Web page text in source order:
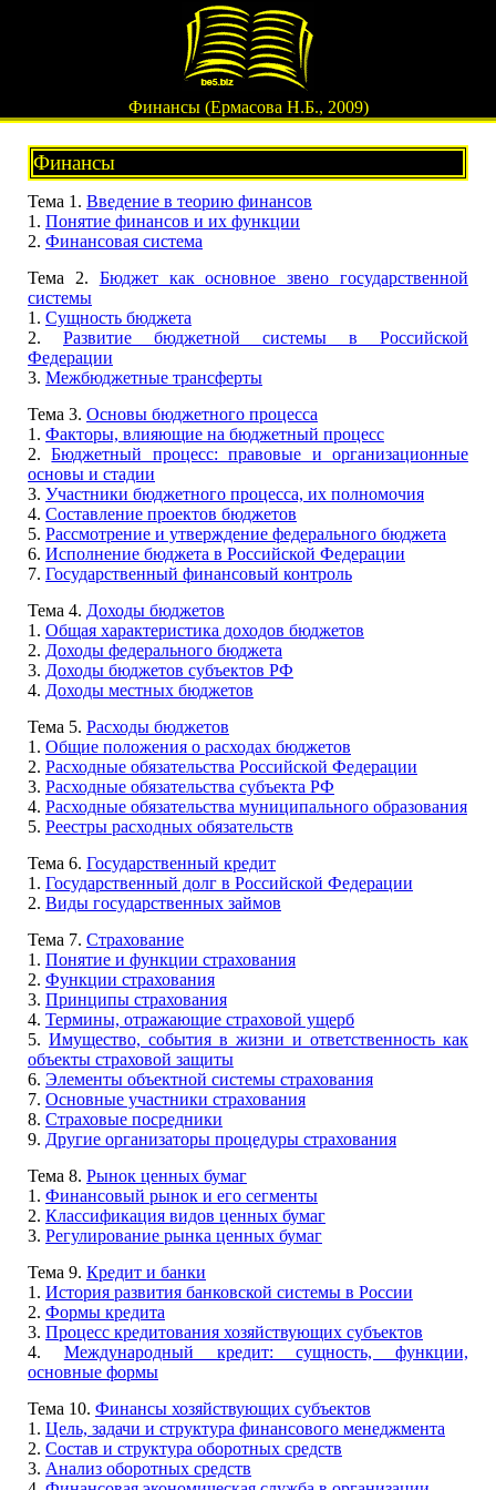
Финансы (Ермасова Н.Б., 2009)
Финансы
Тема 1. Введение в теорию финансов
1. Понятие финансов и их функции
2. Финансовая система
Тема 2. Бюджет как основное звено государственной
системы
1. Сущность бюджета
2. Развитие бюджетной системы в Российской
Федерации
3. Межбюджетные трансферты
Тема 3. Основы бюджетного процесса
1. Факторы, влияющие на бюджетный процесс
2.Бюджетный процесс: правовые и организационные
основы и стадии
3. Участники бюджетного процесса, их полномочия
4. Составление проектов бюджетов
5. Рассмотрение и утверждение федерального бюджета
6. Исполнение бюджета в Российской Федерации
7. Государственный финансовый контроль
Тема 4. Доходы бюджетов
1. Общая характеристика доходов бюджетов
2. Доходы федерального бюджета
3. Доходы бюджетов субъектов РФ
4. Доходы местных бюджетов
Тема 5. Расходы бюджетов
1. Общие положения о расходах бюджетов
2. Расходные обязательства Российской Федерации
3. Расходные обязательства субъекта РФ
4. Расходные обязательства муниципального образования
5. Реестры расходных обязательств
Тема 6. Государственный кредит
1. Государственный долг в Российской Федерации
2. Виды государственных займов
Тема 7. Страхование
1. Понятие и функции страхования
2. Функции страхования
3. Принципы страхования
4. Термины, отражающие страховой ущерб
5. Имущество, события в жизни и ответственность как
объекты страховой защиты
6. Элементы объектной системы страхования
7. Основные участники страхования
8. Страховые посредники
9. Другие организаторы процедуры страхования
Тема 8. Рынок ценных бумаг
1. Финансовый рынок и его сегменты
2. Классификация видов ценных бумаг
3. Регулирование рынка ценных бумаг
Тема 9. Кредит и банки
1. История развития банковской системы в России
2. Формы кредита
3. Процесс кредитования хозяйствующих субъектов
4. Международный кредит: сущность, функции,
основные формы
Тема 10. Финансы хозяйствующих субъектов
1. Цель, задачи и структура финансового менеджмента
2. Состав и структура оборотных средств
3. Анализ оборотных средств